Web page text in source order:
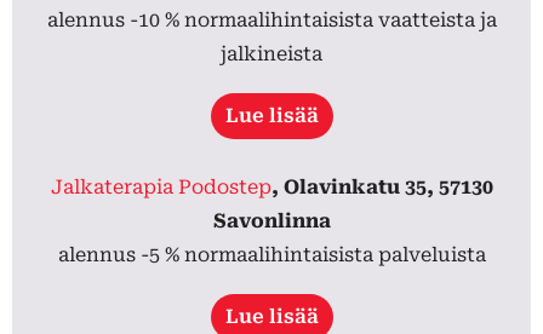
alennus -10 % normaalihintaisista vaatteista ja
jalkineista
Lue lisää
Jalkaterapia Podostep, Olavinkatu 35, 57130
Savonlinna
alennus -5 % normaalihintaisista palveluista
Lue lisää